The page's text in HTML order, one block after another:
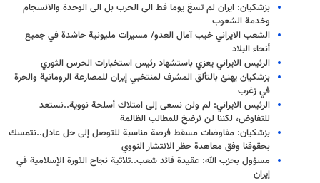
بزشكيان: ایران لم تسعَ يوما قط الى الحرب بل الى الوحدة والانسجام
وخدمة الشعوب
الشعب الايراني خيب آمال العدو/ مسیرات مليونية حاشدة في جميع
أنحاء البلاد
الرئیس الايراني يعزي باستشهاد رئيس استخبارات الحرس الثوري
بزشكيان يهنئ بالتألق المشرف لمنتخبي إيران للمصارعة الرومانية والحرة
في زغرب
الرئيس الايراني: لم ولن نسعى إلى امتلاك أسلحة نووية..نستعد
للتفاوض، لكننا لن نرضخ للمطالب الظالمة
بزشكيان: مفاوضات مسقط فرصة مناسبة للتوصل إلى حل عادل..نتمسك
بحقوقنا وفق معاهدة حظر الانتشار النووي
مسؤول بحزب الله: عقيدة قائد شعب..ثلاثية نجاح الثورة الإسلامية في
إيران